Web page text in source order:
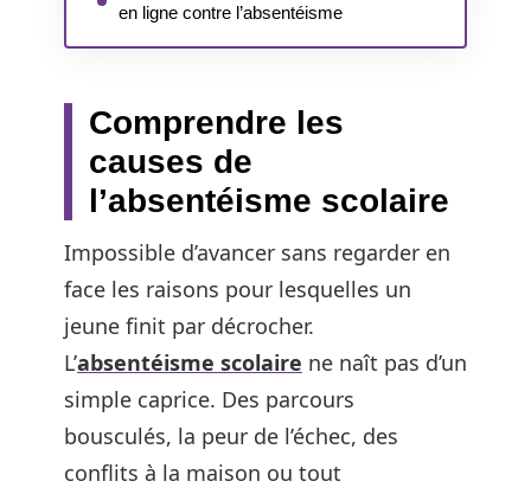
en ligne contre l’absentéisme
Comprendre les
causes de
l’absentéisme scolaire
Impossible d’avancer sans regarder en
face les raisons pour lesquelles un
jeune finit par décrocher.
L’absentéisme scolaire ne naît pas d’un
simple caprice. Des parcours
bousculés, la peur de l’échec, des
conflits à la maison ou tout